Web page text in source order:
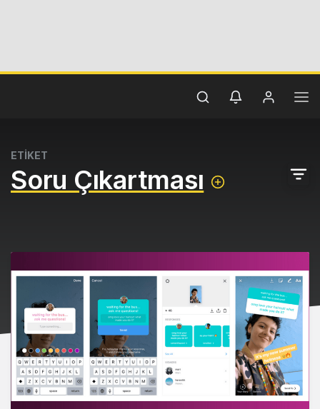
ETİKET
Soru Çıkartması